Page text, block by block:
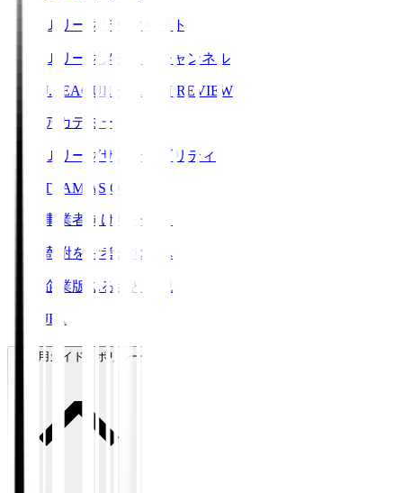
Ｊリーグデータサイト
Ｊリーグメディアチャンネル
J.LEAGUE SEASON REVIEW
アカデミー
Ｊリーグサステナビリティ
TEAM AS ONE
事業者向けサービス
寄附をお考えの方へ
企業版ふるさと納税
JFA
ご利用ガイド・ポリシー